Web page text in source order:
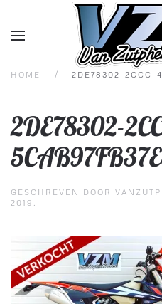
Overslaan en naar de
HOME 2DE78302-2CCC-
2DE78302-
GESCHREVEN DOOR
2019